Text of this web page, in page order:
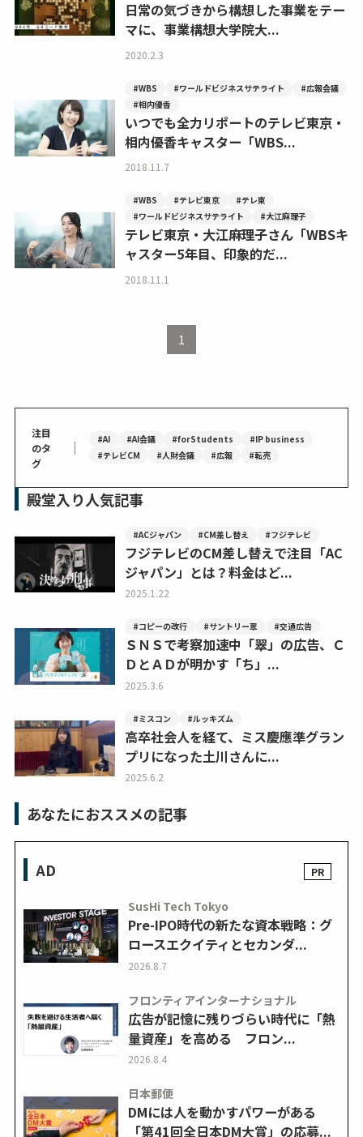
日常の気づきから構想した事業をテー
マに、事業構想大学院大...
2020.2.3
#WBS #ワールドビジネスサテライト
#広報会議
#相内優香
いつでも全力リポートのテレビ東京・
相内優香キャスター「WBS...
2018.11.7
#WBS #テレビ東京
#テレ東
#ワールドビジネスサテライト
#大江麻理子
テレビ東京・大江麻理子さん「WBSキ
ャスター5年目、印象的だ...
2018.11.1
1
注目
のタ
グ
｜ #AI #AI会議 #forStudents
#IP business
#テレビCM
#人財会議 #広報 #転売
殿堂入り人気記事
#ACジャパン #CM差し替え #フジテレビ
フジテレビのCM差し替えで注目「AC
ジャパン」とは？料金はど...
2025.1.22
#コピーの改行 #サントリー翠 #交通広告
ＳＮＳで考察加速中「翠」の広告、Ｃ
ＤとＡＤが明かす「ち」...
2025.3.6
#ミスコン #ルッキズム
高卒社会人を経て、ミス慶應準グラン
プリになった土川さんに...
2025.6.2
あなたにおススメの記事
AD
SusHi Tech Tokyo
Pre-IPO時代の新たな資本戦略：グ
ロースエクイティとセカンダ...
2026.8.7
フロンティアインターナショナル
広告が記憶に残りづらい時代に「熱
量資産」を高める フロン...
2026.8.4
日本郵便
DMには人を動かすパワーがある
「第41回全日本DM大賞」の応募...